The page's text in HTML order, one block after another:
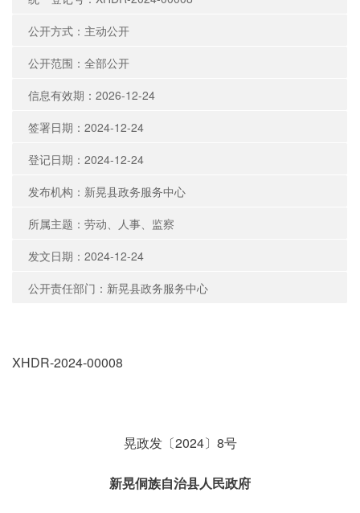
公开方式：主动公开
公开范围：全部公开
信息有效期：2026-12-24
签署日期：2024-12-24
登记日期：2024-12-24
发布机构：新晃县政务服务中心
所属主题：劳动、人事、监察
发文日期：2024-12-24
公开责任部门：新晃县政务服务中心
XHDR-2024-00008
晃政发〔2024〕8号
新晃侗族自治县人民政府